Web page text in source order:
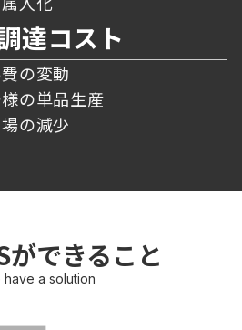
達コスト
の変動
の単品生産
の減少
ができること
have a ⁩⁨⁩⁨⁩⁨⁩⁨⁩⁨⁩⁨⁩solution